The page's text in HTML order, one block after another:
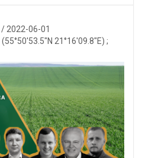
2022-06-01
(55°50'53.5"N 21°16'09.8"E) ;